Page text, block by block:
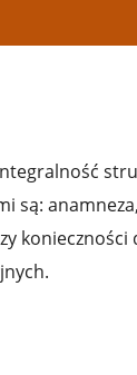
są:
konieczności